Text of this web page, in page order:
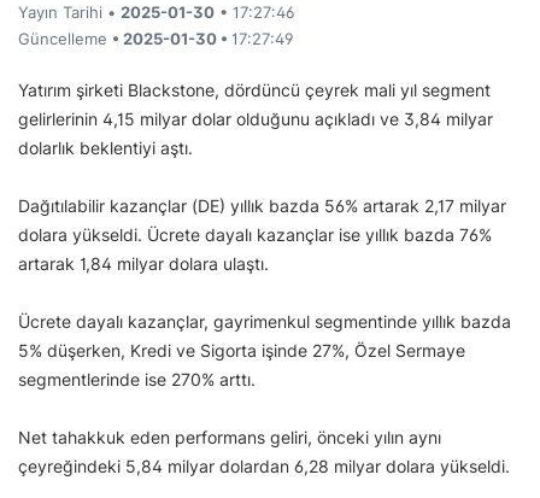
Yayın Tarihi • 2025-01-30 • 17:27:46
Güncelleme • 2025-01-30 • 17:27:49
Yatırım şirketi Blackstone, dördüncü çeyrek mali yıl segment
gelirlerinin 4,15 milyar dolar olduğunu açıkladı ve 3,84 milyar
dolarlık beklentiyi aştı.
Dağıtılabilir kazançlar (DE) yıllık bazda 56% artarak 2,17 milyar
dolara yükseldi. Ücrete dayalı kazançlar ise yıllık bazda 76%
artarak 1,84 milyar dolara ulaştı.
Ücrete dayalı kazançlar, gayrimenkul segmentinde yıllık bazda
5% düşerken, Kredi ve Sigorta işinde 27%, Özel Sermaye
segmentlerinde ise 270% arttı.
Net tahakkuk eden performans geliri, önceki yılın aynı
çeyreğindeki 5,84 milyar dolardan 6,28 milyar dolara yükseldi.